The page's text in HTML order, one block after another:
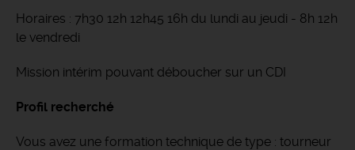
Horaires : 7h30 12h 12h45 16h du lundi au jeudi - 8h 12h
le vendredi
Mission intérim pouvant déboucher sur un CDI
Profil recherché
Vous avez une formation technique de type : tourneur